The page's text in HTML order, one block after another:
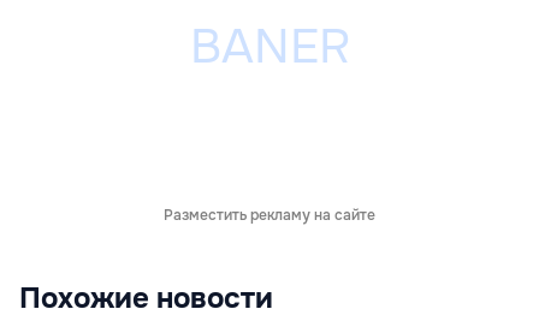
Разместить рекламу на сайте
Похожие новости